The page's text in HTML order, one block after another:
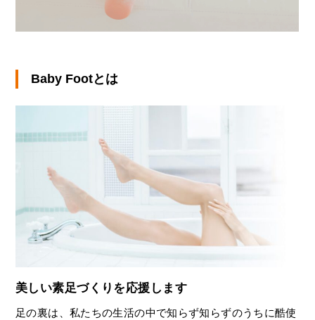
Baby Footとは
美しい素足づくりを応援します
足の裏は、私たちの生活の中で知らず知らずのうちに酷使